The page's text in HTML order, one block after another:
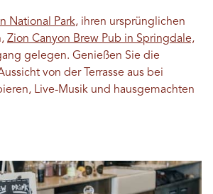
National Park, ihren ursprünglichen
Zion Canyon Brew Pub in Springdale,
gelegen. Genießen Sie die
von der Terrasse aus bei
Live-Musik und hausgemachten